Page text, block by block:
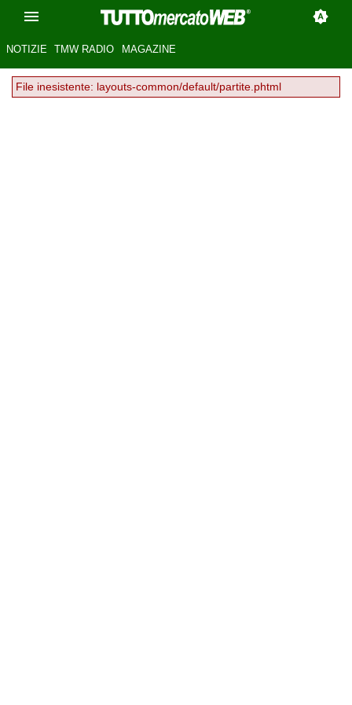
NOTIZIE TMW RADIO MAGAZINE
File inesistente: layouts-common/default/partite.phtml